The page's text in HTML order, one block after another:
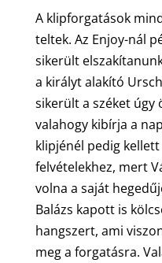
A klipforgatások
teltek. Az Enjoy-nál
sikerült
a királyt alakító
sikerült a széket úgy
valahogy kibírja a
klipjénél pedig
felvételekhez, mert
volna a saját
Balázs kapott is
hangszert, ami
meg a forgatásra.